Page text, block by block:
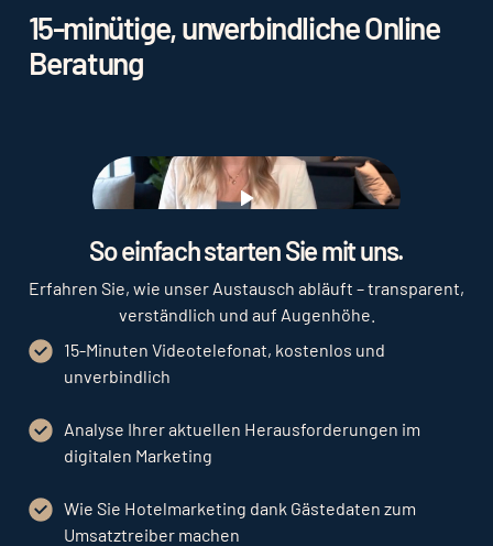
15-minütige, unverbindliche Online
Beratung
Play
So einfach starten Sie mit uns.
Erfahren Sie, wie unser Austausch abläuft – transparent,
verständlich und auf Augenhöhe.
15-Minuten Videotelefonat, kostenlos und
unverbindlich
Analyse Ihrer aktuellen Herausforderungen im
digitalen Marketing
Wie Sie Hotelmarketing dank Gästedaten zum
Umsatztreiber machen